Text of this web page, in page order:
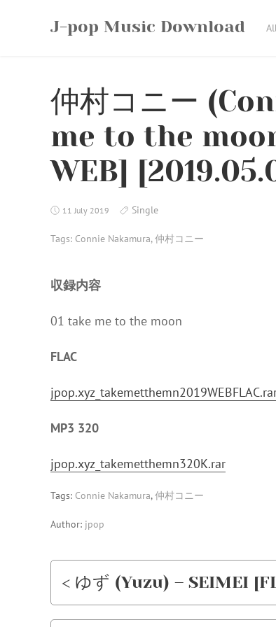
J-pop Music Download
仲村コニー
me to the
WEB]
11 July 2019 Single
Tags: Connie Nakamura,仲村コニー
収録内容
01 take me to the moon
FLAC
MP3 320
jpop.xyz_takemetthemn320K.rar
Tags: Connie Nakamura,仲村コニー
Author: jpop
< ゆず (Yuzu) – SEIMEI